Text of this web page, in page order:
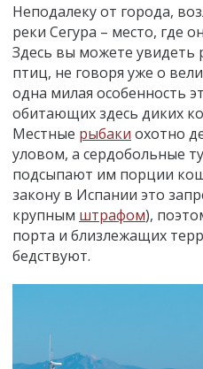
Неподалеку от города,
реки Сегура – место, где
Здесь вы можете увидеть
птиц, не говоря уже о
одна милая особенность
обитающих здесь диких
Местные рыбаки охотно
уловом, а сердобольные
подсыпают им порции
закону в Испании это
крупным штрафом),
порта и близлежащих
бедствуют.